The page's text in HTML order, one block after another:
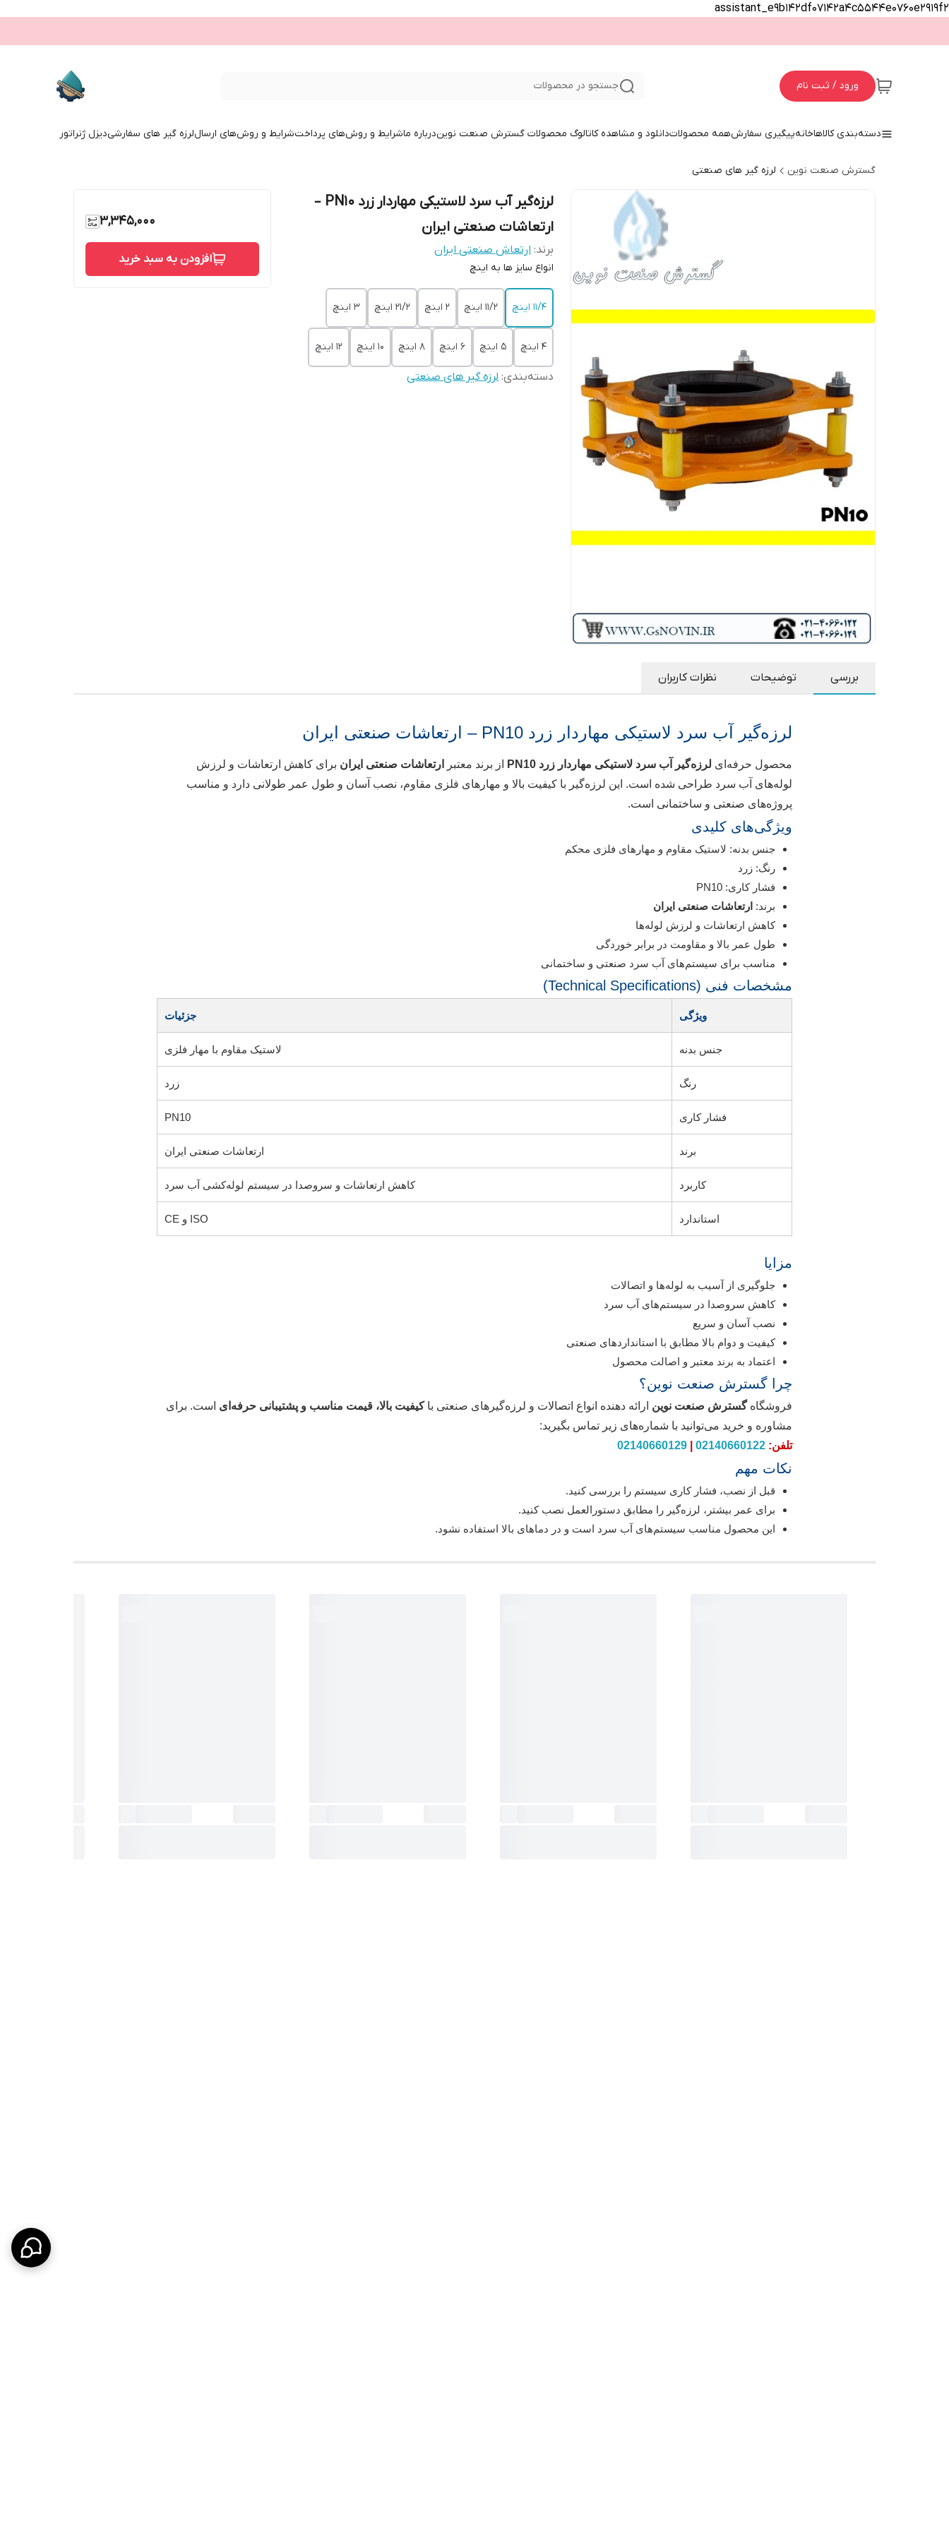
assistant_e9b142df07142a4c5544e0760e2919f2
ورود / ثبت نام جستجو در محصولات
دسته‌بندی کالاهاخانهپیگیری سفارشهمه محصولاتدانلود و مشاهده کاتالوگ محصولات گسترش صنعت نویندرباره ماشرایط و روش‌های پرداختشرایط و روش‌های ارساللرزه گیر های سفارشیدیزل ژنراتور
گسترش صنعت نوین لرزه گیر های صنعتی
لرزه‌گیر آب سرد لاستیکی مهاردار زرد PN10 –
ارتعاشات صنعتی ایران
برند: ارتعاش صنعتی ایران
انواع سایز ها به اینچ
11/4 اینچ 11/2 اینچ 2 اینچ 21/2 اینچ 3 اینچ
4 اینچ 5 اینچ 6 اینچ 8 اینچ 10 اینچ 12 اینچ
دسته‌بندی:لرزه گیر های صنعتی
3,345,000
افزودن به سبد خرید
بررسی توضیحات نظرات کاربران
لرزه‌گیر آب سرد لاستیکی مهاردار زرد PN10 – ارتعاشات صنعتی ایران
محصول حرفه‌ای لرزه‌گیر آب سرد لاستیکی مهاردار زرد PN10 از برند معتبر ارتعاشات صنعتی ایران برای کاهش ارتعاشات و لرزش
لوله‌های آب سرد طراحی شده است. این لرزه‌گیر با کیفیت بالا و مهارهای فلزی مقاوم، نصب آسان و طول عمر طولانی دارد و مناسب
پروژه‌های صنعتی و ساختمانی است.
ویژگی‌های کلیدی
جنس بدنه: لاستیک مقاوم و مهارهای فلزی محکم
رنگ: زرد
فشار کاری: PN10
برند: ارتعاشات صنعتی ایران
کاهش ارتعاشات و لرزش لوله‌ها
طول عمر بالا و مقاومت در برابر خوردگی
مناسب برای سیستم‌های آب سرد صنعتی و ساختمانی
مشخصات فنی (Technical Specifications)
ویژگی جزئیات
جنس بدنه لاستیک مقاوم با مهار فلزی
رنگ زرد
فشار کاری PN10
برند ارتعاشات صنعتی ایران
کاربرد کاهش ارتعاشات و سروصدا در سیستم لوله‌کشی آب سرد
استاندارد ISO و CE
مزایا
جلوگیری از آسیب به لوله‌ها و اتصالات
کاهش سروصدا در سیستم‌های آب سرد
نصب آسان و سریع
کیفیت و دوام بالا مطابق با استانداردهای صنعتی
اعتماد به برند معتبر و اصالت محصول
چرا گسترش صنعت نوین؟
فروشگاهگسترش صنعت نوین ارائه دهنده انواع اتصالات و لرزه‌گیرهای صنعتی باکیفیت بالا، قیمت مناسب و پشتیبانی حرفه‌ای است. برای
مشاوره و خرید می‌توانید با شماره‌های زیر تماس بگیرید:
تلفن: 02140660122
02140660129
نکات مهم
قبل از نصب، فشار کاری سیستم را بررسی کنید.
برای عمر بیشتر، لرزه‌گیر را مطابق دستورالعمل نصب کنید.
این محصول مناسب سیستم‌های آب سرد است و در دماهای بالا استفاده نشود.